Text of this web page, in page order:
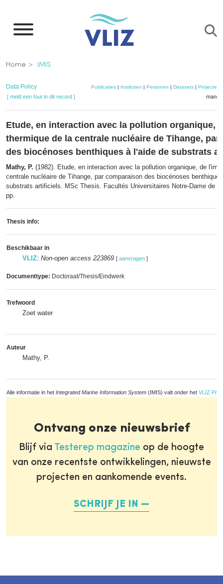
naar
inhoud
gaan
Kruimelpad
Home IMIS
Data Policy Publicaties | Instituten | Personen | Datasets | Projecten
[ meld een fout in dit record ]
Etude, en interaction avec la pollution organique,
thermique de la centrale nucléaire de Tihange,
des biocénoses benthiques à l'aide de substrats
Mathy, P. (1982). Etude, en interaction avec la pollution organique, de
centrale nucléaire de Tihange, par comparaison des biocénoses
substrats artificiels. MSc Thesis. Facultés Universitaires Notre-Dame de
pp.
Thesis info:
Beschikbaar in
VLIZ: Non-open access 223869 [ aanvragen ]
Documenttype: Doctoraat/Thesis/Eindwerk
Trefwoord
Zoet water
Auteur
Mathy, P.
Alle informatie in het Integrated Marine Information System (IMIS) valt onder het VLIZ
Ontvang onze nieuwsbrief
Blijf via Testerep magazine op de hoogte
van onze recentste ontwikkelingen, nieuwste
projecten en aankomende events.
SCHRIJF JE IN